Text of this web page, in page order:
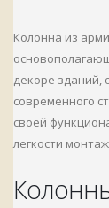
Колонна из
декоре
современного
своей
легкости